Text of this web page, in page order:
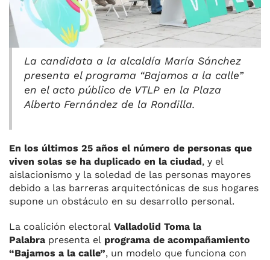
La candidata a la alcaldía María Sánchez
presenta el programa “Bajamos a la calle”
en el acto público de VTLP en la Plaza
Alberto Fernández de la Rondilla.
En los últimos 25 años el número de personas que
viven solas se ha duplicado en la ciudad, y el
aislacionismo y la soledad de las personas mayores
debido a las barreras arquitectónicas de sus hogares
supone un obstáculo en su desarrollo personal.
La coalición electoral Valladolid Toma la
Palabra presenta el programa de acompañamiento
“Bajamos a la calle”, un modelo que funciona con